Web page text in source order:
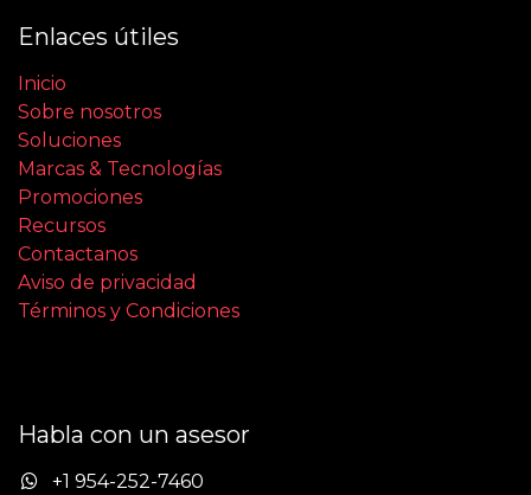
Enlaces útiles
Inicio
Sobre nosotros
Soluciones
Marcas & Tecnologías
Promociones
Recursos
Contactanos
Aviso de privacidad
Términos y Condiciones
Habla con un asesor
+1 954-252-7460